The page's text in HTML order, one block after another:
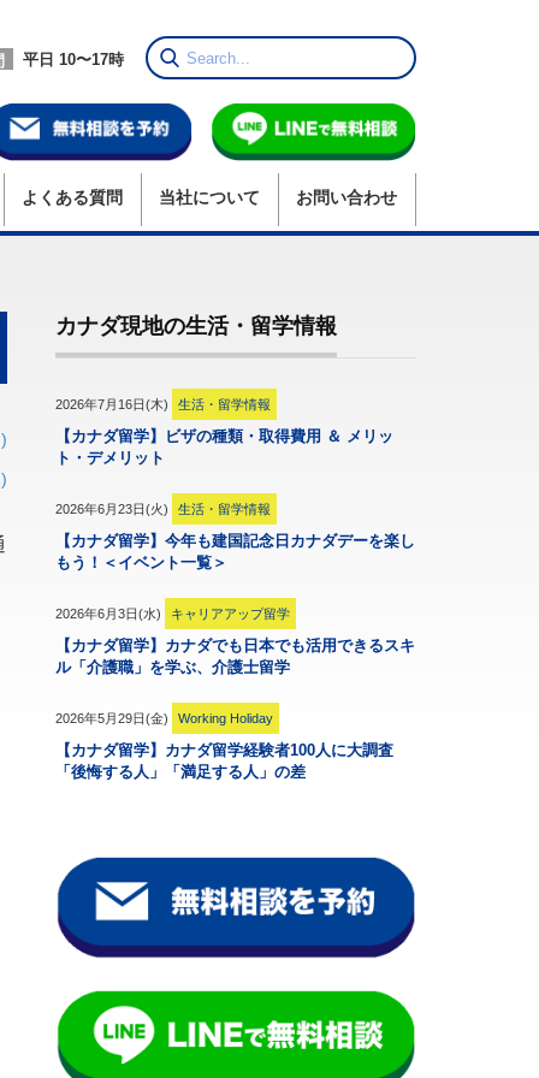
平日 10〜17時
よくある質問 当社について お問い合わせ
カナダ現地の生活・留学情報
2026年7月16日(木) 生活・留学情報
【カナダ留学】ビザの種類・取得費用 ＆ メリッ
ト・デメリット
2026年6月23日(火) 生活・留学情報
【カナダ留学】今年も建国記念日カナダデーを楽し
もう！＜イベント一覧＞
2026年6月3日(水) キャリアアップ留学
【カナダ留学】カナダでも日本でも活用できるスキ
ル「介護職」を学ぶ、介護士留学
2026年5月29日(金) Working Holiday
【カナダ留学】カナダ留学経験者100人に大調査
「後悔する人」「満足する人」の差